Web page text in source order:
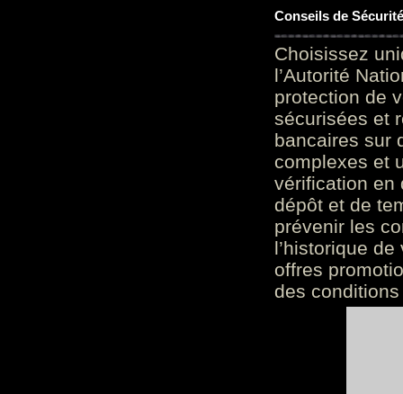
Conseils de
Choisissez
l’Autorité
protection de
sécurisées et
bancaires sur
complexes et
vérification en
dépôt et de
prévenir les
l’historique
offres
des